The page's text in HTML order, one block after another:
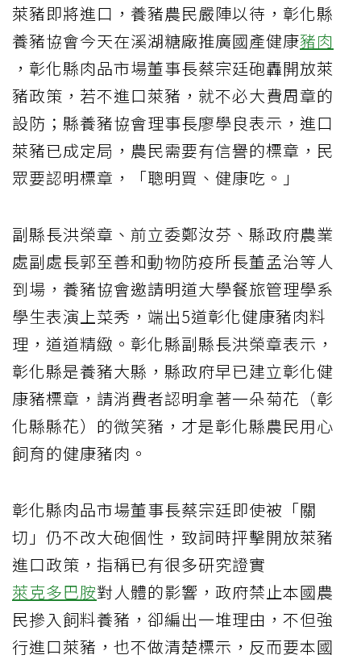
萊豬即將進口，養豬農民嚴陣以待，彰化縣
養豬協會今天在溪湖糖廠推廣國產健康豬肉
，彰化縣肉品市場董事長蔡宗廷砲轟開放萊
豬政策，若不進口萊豬，就不必大費周章的
設防；縣養豬協會理事長廖學良表示，進口
萊豬已成定局，農民需要有信譽的標章，民
眾要認明標章，「聰明買、健康吃。」
副縣長洪榮章、前立委鄭汝芬、縣政府農業
處副處長郭至善和動物防疫所長董孟治等人
到場，養豬協會邀請明道大學餐旅管理學系
學生表演上菜秀，端出5道彰化健康豬肉料
理，道道精緻。彰化縣副縣長洪榮章表示，
彰化縣是養豬大縣，縣政府早已建立彰化健
康豬標章，請消費者認明拿著一朵菊花（彰
化縣縣花）的微笑豬，才是彰化縣農民用心
飼育的健康豬肉。
彰化縣肉品市場董事長蔡宗廷即使被「關
切」仍不改大砲個性，致詞時抨擊開放萊豬
進口政策，指稱已有很多研究證實
萊克多巴胺對人體的影響，政府禁止本國農
民摻入飼料養豬，卻編出一堆理由，不但強
行進口萊豬，也不做清楚標示，反而要本國